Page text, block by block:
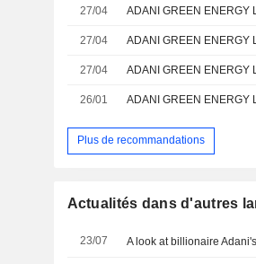
27/04 ADANI GREEN ENERGY
27/04 ADANI GREEN ENERGY
27/04 ADANI GREEN ENERGY
26/01 ADANI GREEN ENERGY
Plus de recommandations
Actualités dans d'autres
23/07 A look at billionaire